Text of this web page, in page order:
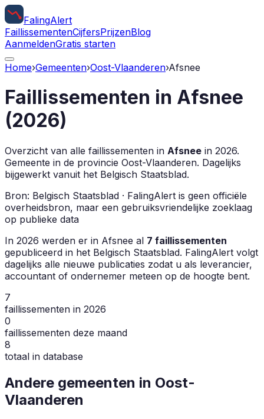
FalingAlert
FaillissementenCijfersPrijzenBlog
AanmeldenGratis starten
Home›Gemeenten›Oost-Vlaanderen›Afsnee
Faillissementen in Afsnee
(2026)
Overzicht van alle faillissementen in Afsnee in 2026.
Gemeente in de provincie Oost-Vlaanderen. Dagelijks
bijgewerkt vanuit het Belgisch Staatsblad.
Bron: Belgisch Staatsblad · FalingAlert is geen officiële
overheidsbron, maar een gebruiksvriendelijke zoeklaag
op publieke data
In 2026 werden er in Afsnee al 7 faillissementen
gepubliceerd in het Belgisch Staatsblad. FalingAlert volgt
dagelijks alle nieuwe publicaties zodat u als leverancier,
accountant of ondernemer meteen op de hoogte bent.
7
faillissementen in 2026
0
faillissementen deze maand
8
totaal in database
Andere gemeenten in Oost-
Vlaanderen